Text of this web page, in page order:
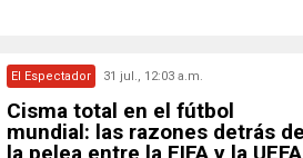
El Espectador 31 jul., 12:03 a.m.
Cisma total en el fútbol
mundial: las razones detrás de
la pelea entre la FIFA y la UEFA